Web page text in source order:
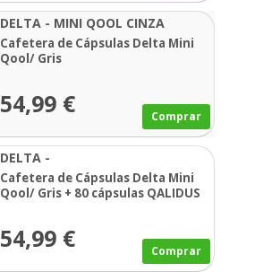
DELTA - MINI QOOL CINZA
Cafetera de Cápsulas Delta Mini
Qool/ Gris
54,99 € Comprar
DELTA -
Cafetera de Cápsulas Delta Mini
Qool/ Gris + 80 cápsulas QALIDUS
54,99 € Comprar